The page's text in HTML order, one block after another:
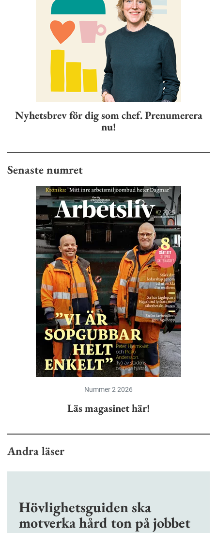
Nyhetsbrev för dig som chef. Prenumerera
nu!
Senaste numret
Nummer 2 2026
Läs magasinet här!
Andra läser
Hövlighetsguiden ska
motverka hård ton på jobbet